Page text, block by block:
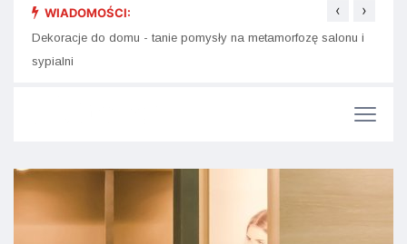
WIADOMOŚCI:
Plakaty i obrazy do wnętrz - jak dobrać do stylu mieszkania?
‹ ›